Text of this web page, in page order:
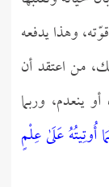
وهذا يدفعه
من اعتقد أن
ينعدم، وربما
أُوتِيتُهُ عَلَىٰ عِلْمٍ